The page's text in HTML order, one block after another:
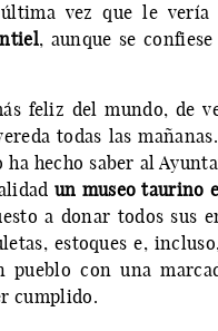
vez que le vería
, aunque se
feliz del mundo, de
todas las
hecho saber al
un museo taurino
a donar todos sus
estoques e,
con una
cumplido.